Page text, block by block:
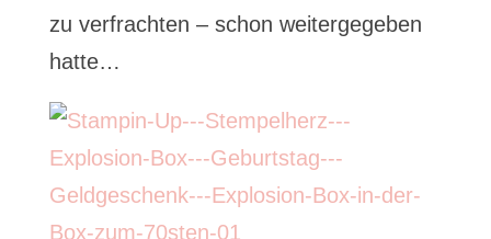
zu verfrachten – schon weitergegeben
hatte…